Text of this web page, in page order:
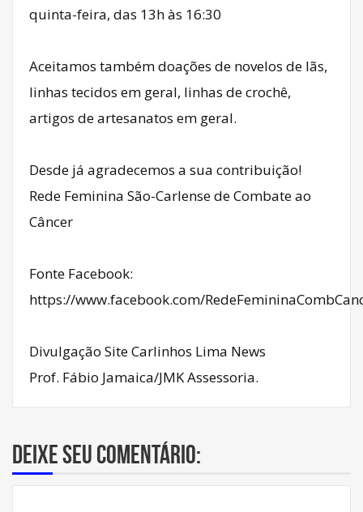
quinta-feira, das 13h às 16:30
Aceitamos também doações de novelos de lãs,
linhas tecidos em geral, linhas de crochê,
artigos de artesanatos em geral.
Desde já agradecemos a sua contribuição!
Rede Feminina São-Carlense de Combate ao
Câncer
Fonte Facebook:
https://www.facebook.com/
Divulgação Site Carlinhos Lima News
Prof. Fábio Jamaica/JMK Assessoria.
Deixe seu comentário: